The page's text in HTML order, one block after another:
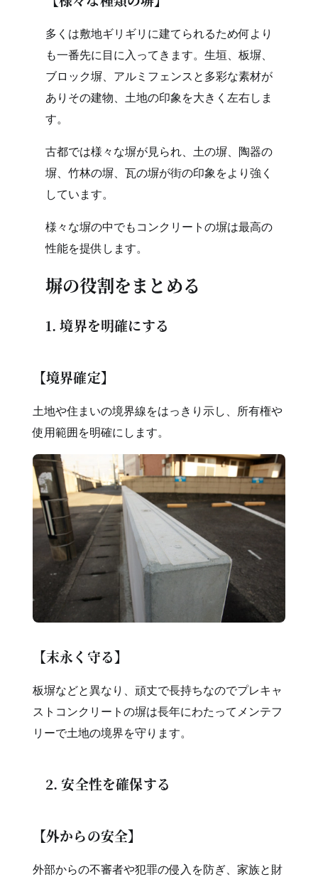
多くは敷地ギリギリに建てられるため何より
も一番先に目に入ってきます。生垣、板塀、
ブロック塀、アルミフェンスと多彩な素材が
ありその建物、土地の印象を大きく左右しま
す。
古都では様々な塀が見られ、土の塀、陶器の
塀、竹林の塀、瓦の塀が街の印象をより強く
しています。
様々な塀の中でもコンクリートの塀は最高の
性能を提供します。
塀の役割をまとめる
1. 境界を明確にする
【境界確定】
土地や住まいの境界線をはっきり示し、所有権や
使用範囲を明確にします。
【末永く守る】
板塀などと異なり、頑丈で長持ちなのでプレキャ
ストコンクリートの塀は長年にわたってメンテフ
リーで土地の境界を守ります。
2. 安全性を確保する
【外からの安全】
外部からの不審者や犯罪の侵入を防ぎ、家族と財